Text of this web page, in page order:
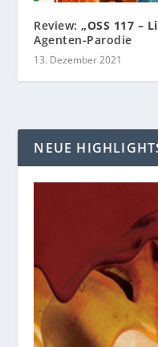
Review:„OSS 117 –
Agenten-Parodie
13. Dezember 2021
NEUE